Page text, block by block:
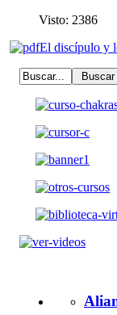
Visto: 2386
El discípulo y